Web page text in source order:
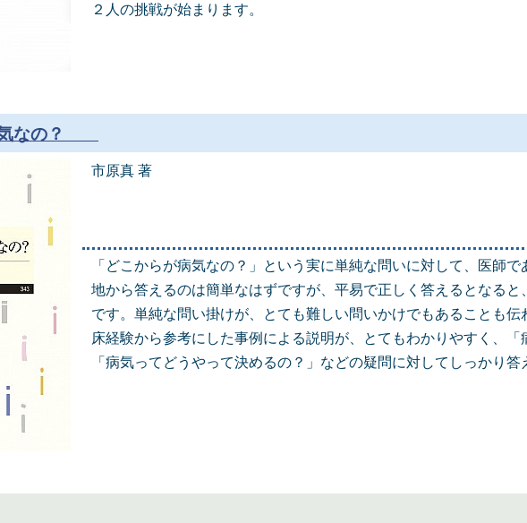
２人の挑戦が始まります。
気なの？
市原真 著
「どこからが病気なの？」という実に単純な問いに対して、医師
地から答えるのは簡単なはずですが、平易で正しく答えるとなると
です。単純な問い掛けが、とても難しい問いかけでもあることも
床経験から参考にした事例による説明が、とてもわかりやすく、
「病気ってどうやって決めるの？」などの疑問に対してしっかり答